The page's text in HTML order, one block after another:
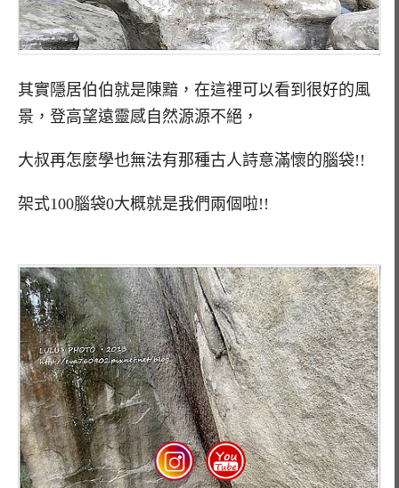
其實隱居伯伯就是陳黯，在這裡可以看到很好的風
景，登高望遠靈感自然源源不絕，
大叔再怎麼學也無法有那種古人詩意滿懷的腦袋!!
架式100腦袋0大概就是我們兩個啦!!